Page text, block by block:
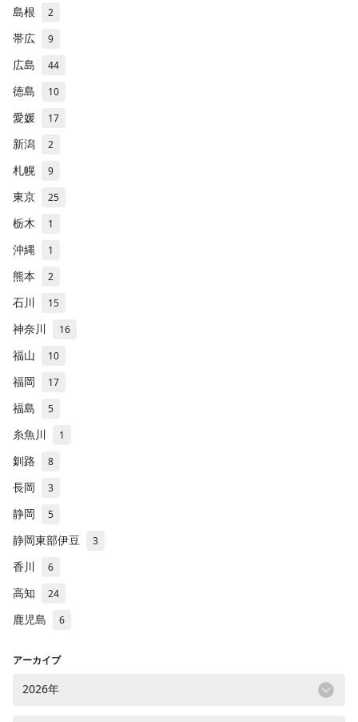
島根 2
帯広 9
広島 44
徳島 10
愛媛 17
新潟 2
札幌 9
東京 25
栃木 1
沖縄 1
熊本 2
石川 15
神奈川 16
福山 10
福岡 17
福島 5
糸魚川 1
釧路 8
長岡 3
静岡 5
静岡東部伊豆 3
香川 6
高知 24
鹿児島 6
アーカイブ
2026年